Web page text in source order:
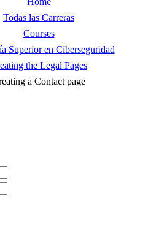
Todas las Carreras
Courses
Superior en Ciberseguridad
the Legal Pages
a Contact page